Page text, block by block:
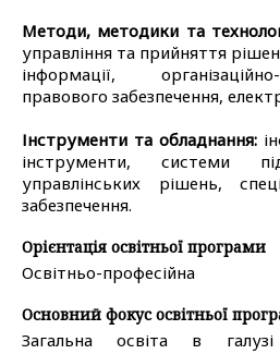
Методи, методики та
управління та прийняття
інформації,
правового забезпечення,
Інструменти та обладнання:
інструменти, системи
управлінських рішень,
забезпечення.
Орієнтація освітньої програми
Освітньо-професійна
Основний фокус освітньої
Загальна освіта в